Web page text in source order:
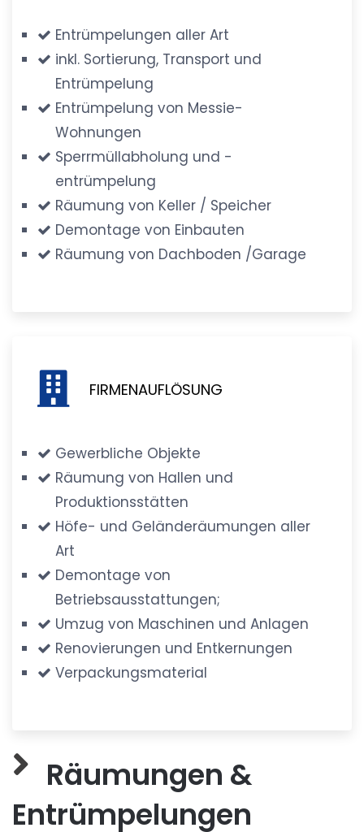
Entrümpelungen aller Art
inkl. Sortierung, Transport und
Entrümpelung
Entrümpelung von Messie-
Wohnungen
Sperrmüllabholung und -
entrümpelung
Räumung von Keller / Speicher
Demontage von Einbauten
Räumung von Dachboden /Garage
FIRMENAUFLÖSUNG
Gewerbliche Objekte
Räumung von Hallen und
Produktionsstätten
Höfe- und Geländeräumungen aller
Art
Demontage von
Betriebsausstattungen;
Umzug von Maschinen und Anlagen
Renovierungen und Entkernungen
Verpackungsmaterial
Räumungen &
Entrümpelungen